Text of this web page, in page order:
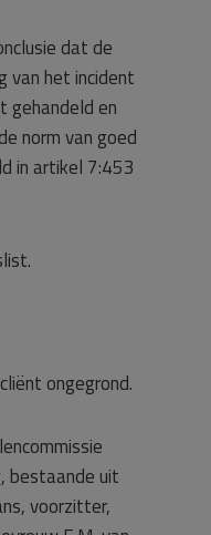
dat de
van het incident
gehandeld en
norm van goed
in artikel 7:453
ongegrond.
bestaande uit
voorzitter,